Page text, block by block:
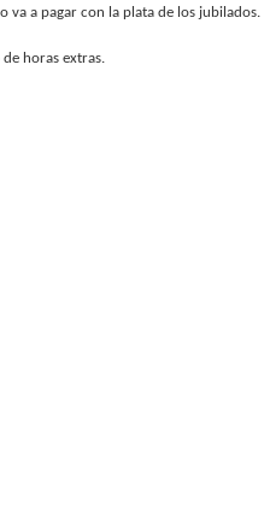
va a pagar con la plata de los jubilados.
horas extras.